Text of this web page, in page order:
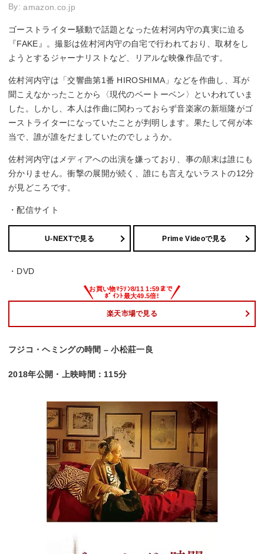
By:amazon.co.jp
ゴーストライター騒動で話題となった佐村河内守の真実に迫る
『FAKE』。撮影は佐村河内守の自宅で行われており、取材をし
ようとするジャーナリストなど、リアルな映像作品です。
佐村河内守は「交響曲第1番 HIROSHIMA」などを作曲し、耳が
聞こえなかったことから〈現代のベートーベン〉といわれていま
した。しかし、本人は作曲に関わっておらず音楽家の新垣隆がゴ
ーストライターになっていたことが判明します。果たして何が本
当で、誰が誰をだましていたのでしょうか。
佐村河内守はメディアへの出演を嫌っており、事の顛末は誰にも
分かりません。衝撃の展開が続く、誰にも言えないラストの12分
が見どころです。
・配信サイト
U-NEXTで見る Prime Videoで見る
・DVD
楽天市場で見る
フジコ・ヘミングの時間 – 小松莊一良
2018年公開・上映時間：115分